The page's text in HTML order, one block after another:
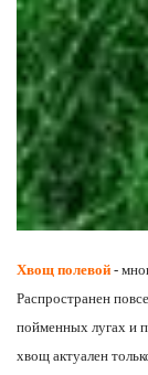
Хвощ полевой -
Распространен
пойменных лугах и
хвощ актуален